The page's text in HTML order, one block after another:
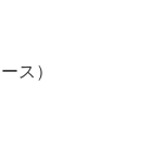
ス）